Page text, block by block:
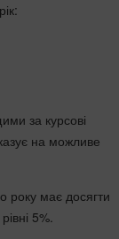
за курсові
на можливе
року має досягти
5%.